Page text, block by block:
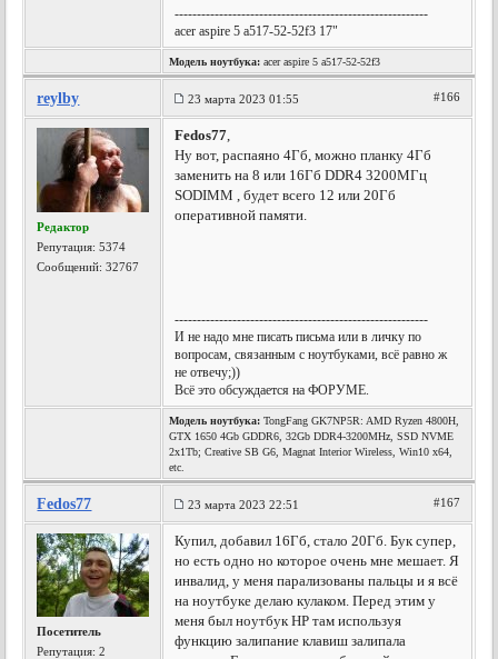
---------------------------------------------------------
acer aspire 5 a517-52-52f3 17"
Модель ноутбука: acer aspire 5 a517-52-52f3
reylby 23 марта 2023 01:55 #166
Редактор
Репутация:5374
Сообщений: 32767
Fedos77,
Ну вот, распаяно 4Гб, можно планку 4Гб
заменить на 8 или 16Гб DDR4 3200МГц
SODIMM , будет всего 12 или 20Гб
оперативной памяти.
---------------------------------------------------------
И не надо мне писать письма или в личку по
вопросам, связанным с ноутбуками, всё равно ж
не отвечу;))
Всё это обсуждается на ФОРУМЕ.
Модель ноутбука: TongFang GK7NP5R: AMD Ryzen 4800H,
GTX 1650 4Gb GDDR6, 32Gb DDR4-3200MHz, SSD NVME
2x1Tb; Creative SB G6, Magnat Interior Wireless, Win10 x64,
etc.
Fedos77 23 марта 2023 22:51 #167
Посетитель
Репутация:2
Купил, добавил 16Гб, стало 20Гб. Бук супер,
но есть одно но которое очень мне мешает. Я
инвалид, у меня парализованы пальцы и я всё
на ноутбуке делаю кулаком. Перед этим у
меня был ноутбук HP там используя
функцию залипание клавиш залипала